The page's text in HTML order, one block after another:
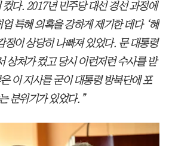
컸다. 2017년 민주당 대선 경선 과정에
특혜 의혹을 강하게 제기한 데다 ‘혜
정이 상당히 나빠져 있었다. 문 대통령
상처가 컸고 당시 이런저런 수사를 받
이 지사를 굳이 대통령 방북단에 포
분위기가 있었다.”